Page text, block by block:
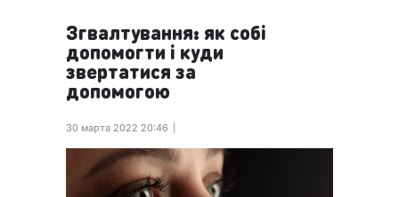
Згвалтування: як собі
допомогти і куди
звертатися за
допомогою
30 марта 2022 20:46